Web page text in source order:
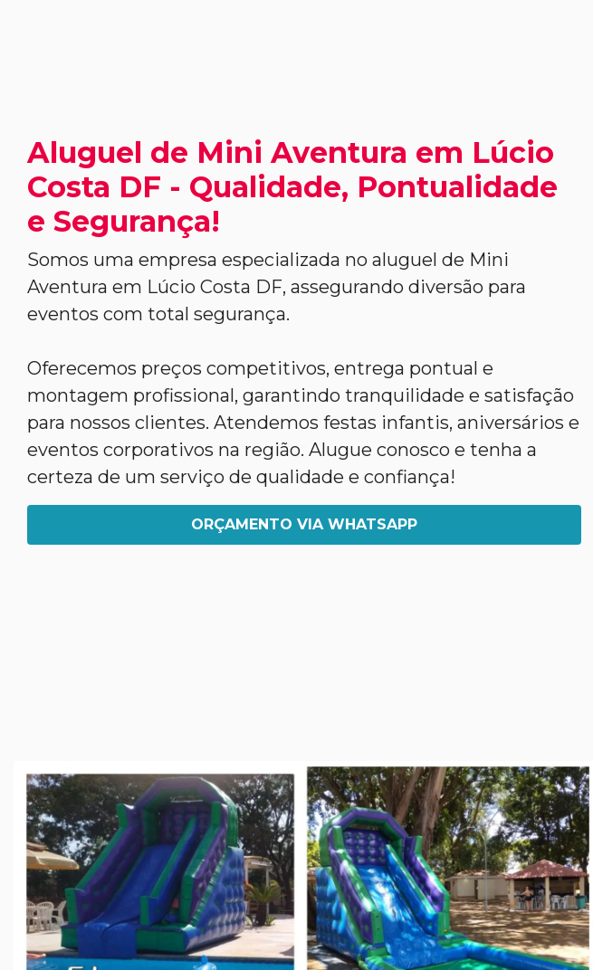
Aluguel de Mini Aventura em Lúcio
Costa DF - Qualidade, Pontualidade
e Segurança!
Somos uma empresa especializada no aluguel de Mini
Aventura em Lúcio Costa DF, assegurando diversão para
eventos com total segurança.
Oferecemos preços competitivos, entrega pontual e
montagem profissional, garantindo tranquilidade e satisfação
para nossos clientes. Atendemos festas infantis, aniversários e
eventos corporativos na região. Alugue conosco e tenha a
certeza de um serviço de qualidade e confiança!
ORÇAMENTO VIA WHATSAPP